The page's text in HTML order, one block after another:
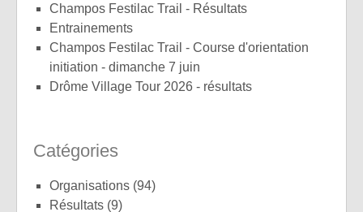
Champos Festilac Trail - Résultats
Entrainements
Champos Festilac Trail - Course d'orientation
initiation - dimanche 7 juin
Drôme Village Tour 2026 - résultats
Catégories
Organisations (94)
Résultats (9)